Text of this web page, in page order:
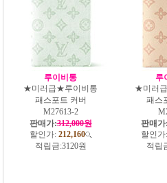
루이비통
★미러급★루이비통
패스포트 커버
M27613-2
판매가:312,000원
할인가: 212,160
적립금:3120원
루
★미러
패스
판매
할인가:
적립